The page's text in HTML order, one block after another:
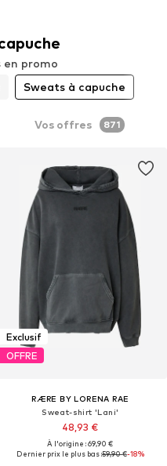
en promo
Sweats à capuche
Vos offres 871
Exclusif
OFFRE
RÆRE BY LORENA RAE
Sweat-shirt 'Lani'
48,93 €
À l'origine : 69,90 €
Dernier prix le plus bas :59,90 €-18%